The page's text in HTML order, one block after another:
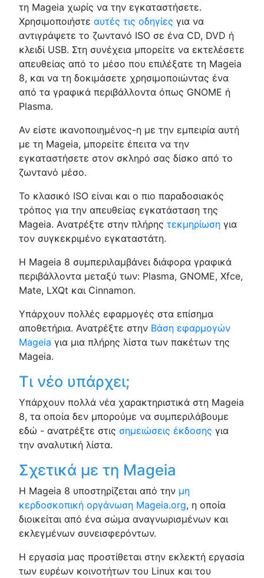
τη Mageia χωρίς να την εγκαταστήσετε.
Χρησιμοποιήστε αυτές τις οδηγίες για να
αντιγράψετε το ζωντανό ISO σε ένα CD, DVD ή
κλειδί USB. Στη συνέχεια μπορείτε να εκτελέσετε
απευθείας από το μέσο που επιλέξατε τη Mageia
8, και να τη δοκιμάσετε χρησιμοποιώντας ένα
από τα γραφικά περιβάλλοντα όπως GNOME ή
Plasma.
Αν είστε ικανοποιημένος-η με την εμπειρία αυτή
με τη Mageia, μπορείτε έπειτα να την
εγκαταστήσετε στον σκληρό σας δίσκο από το
ζωντανό μέσο.
Το κλασικό ISO είναι και ο πιο παραδοσιακός
τρόπος για την απευθείας εγκατάσταση της
Mageia. Ανατρέξτε στην πλήρης τεκμηρίωση για
τον συγκεκριμένο εγκαταστάτη.
Η Mageia 8 συμπεριλαμβάνει διάφορα γραφικά
περιβάλλοντα μεταξύ των: Plasma, GNOME, Xfce,
Mate, LXQt και Cinnamon.
Υπάρχουν πολλές εφαρμογές στα επίσημα
αποθετήρια. Ανατρέξτε στην Βάση εφαρμογών
Mageia για μια πλήρης λίστα των πακέτων της
Mageia.
Τι νέο υπάρχει;
Υπάρχουν πολλά νέα χαρακτηριστικά στη Mageia
8, τα οποία δεν μπορούμε να συμπεριλάβουμε
εδώ - ανατρέξτε στις σημειώσεις έκδοσης για
την αναλυτική λίστα.
Σχετικά με τη Mageia
Η Mageia 8 υποστηρίζεται από την μη
κερδοσκοπική οργάνωση Mageia.org, η οποία
διοικείται από ένα σώμα αναγνωρισμένων και
εκλεγμένων συνεισφερόντων.
Η εργασία μας προστίθεται στην εκλεκτή εργασία
των ευρέων κοινοτήτων του Linux και του